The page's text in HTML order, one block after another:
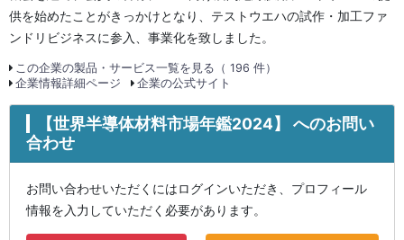
供を始めたことがきっかけとなり、テストウエハの試作・加工ファ
ンドリビジネスに参入、事業化を致しました。
この企業の製品・サービス一覧を見る（ 196 件）
企業情報詳細ページ
企業の公式サイト
【世界半導体材料市場年鑑2024】 へのお問い
合わせ
お問い合わせいただくにはログインいただき、プロフィール
情報を入力していただく必要があります。